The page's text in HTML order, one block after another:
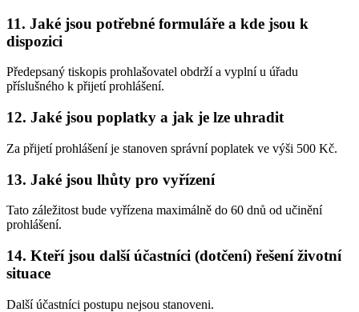
11. Jaké jsou potřebné formuláře a kde jsou k
dispozici
Předepsaný tiskopis prohlašovatel obdrží a vyplní u úřadu
příslušného k přijetí prohlášení.
12. Jaké jsou poplatky a jak je lze uhradit
Za přijetí prohlášení je stanoven správní poplatek ve výši 500 Kč.
13. Jaké jsou lhůty pro vyřízení
Tato záležitost bude vyřízena maximálně do 60 dnů od učinění
prohlášení.
14. Kteří jsou další účastníci (dotčení) řešení životní
situace
Další účastníci postupu nejsou stanoveni.